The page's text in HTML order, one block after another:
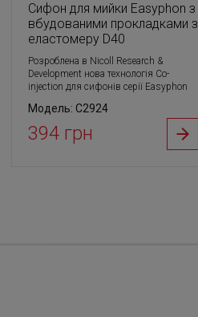
Сифон для мийки Easyphon з
вбудованими прокладками з
еластомеру D40
Розроблена в Nicoll Research &
Development нова технологія Co-
injection для сифонів серії Easyphon
Модель: С2924
394 грн